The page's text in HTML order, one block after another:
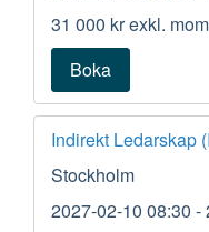
31 000 krexkl.
Boka
Indirekt Ledarskap
Stockholm
2027-02-10 08:30 -